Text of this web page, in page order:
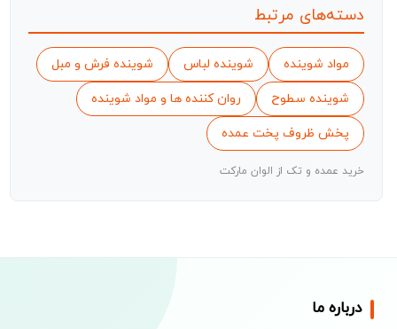
دسته‌های مرتبط
مواد شوینده شوینده لباس شوینده فرش و مبل
شوینده سطوح روان کننده ها و مواد شوینده
پخش ظروف پخت عمده
خرید عمده و تک از الوان مارکت
درباره ما